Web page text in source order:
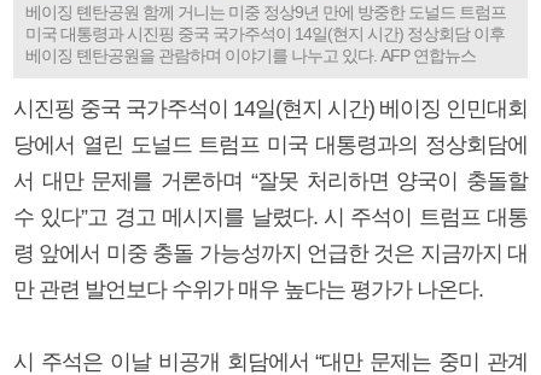
베이징 톈탄공원 함께 거니는 미중 정상9년 만에 방중한 도널드 트럼프
미국 대통령과 시진핑 중국 국가주석이 14일(현지 시간) 정상회담 이후
베이징 톈탄공원을 관람하며 이야기를 나누고 있다. AFP 연합뉴스
시진핑 중국 국가주석이 14일(현지 시간) 베이징 인민대회
당에서 열린 도널드 트럼프 미국 대통령과의 정상회담에
서 대만 문제를 거론하며 “잘못 처리하면 양국이 충돌할
수 있다”고 경고 메시지를 날렸다. 시 주석이 트럼프 대통
령 앞에서 미중 충돌 가능성까지 언급한 것은 지금까지 대
만 관련 발언보다 수위가 매우 높다는 평가가 나온다.
시 주석은 이날 비공개 회담에서 “대만 문제는 중미 관계